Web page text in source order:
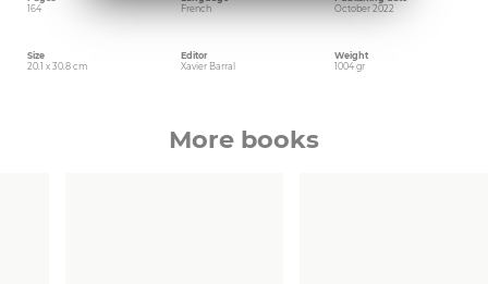
164
French
October 2022
Size
20.1 x 30.8 cm
Editor
Xavier Barral
Weight
1004 gr
More books